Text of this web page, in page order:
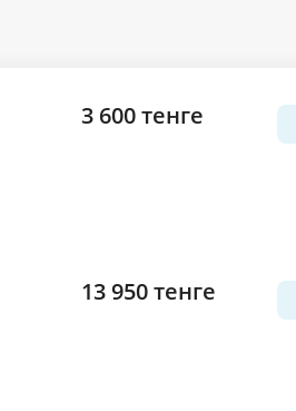
3 600 тенге
13 950 тенге